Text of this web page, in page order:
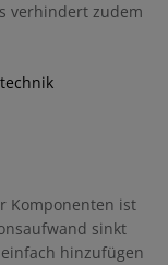
verhindert zudem
Komponenten ist
sinkt
hinzufügen